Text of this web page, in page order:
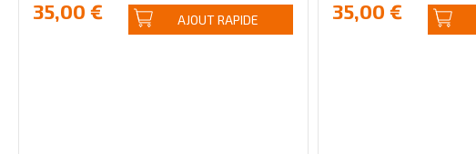
35,00 € AJOUT RAPIDE 35,00 €